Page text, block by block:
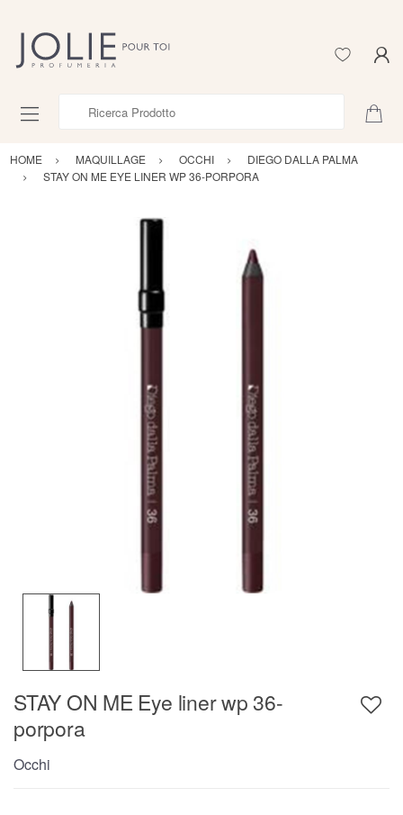
HOME MAQUILLAGE OCCHI
DIEGO DALLA PALMA
STAY ON ME EYE LINER WP 36-PORPORA
STAY ON ME Eye liner wp 36-
porpora
Occhi